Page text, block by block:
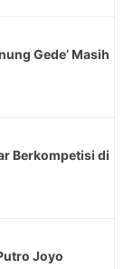
Gede’ Masih
Berkompetisi di
Joyo